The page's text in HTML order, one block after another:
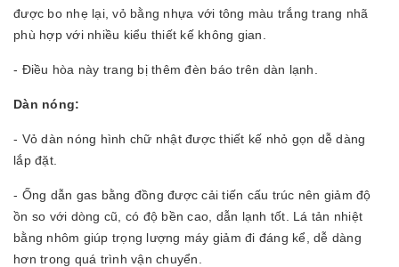
được bo nhẹ lại, vỏ bằng nhựa với tông màu trắng trang nhã
phù hợp với nhiều kiểu thiết kế không gian.
- Điều hòa này trang bị thêm đèn báo trên dàn lạnh.
Dàn nóng:
- Vỏ dàn nóng hình chữ nhật được thiết kế nhỏ gọn dễ dàng
lắp đặt.
- Ống dẫn gas bằng đồng được cải tiến cấu trúc nên giảm độ
ồn so với dòng cũ, có độ bền cao, dẫn lạnh tốt. Lá tản nhiệt
bằng nhôm giúp trọng lượng máy giảm đi đáng kể, dễ dàng
hơn trong quá trình vận chuyển.